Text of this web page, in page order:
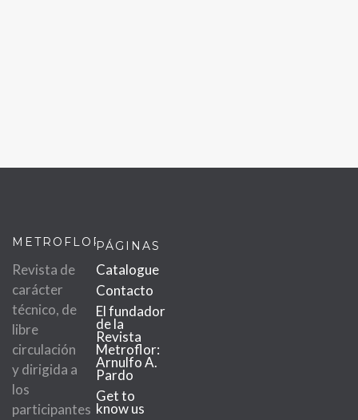
METROFLOR
Revista de
carácter
técnico, de
libre
circulación
y dirigida a
los
participantes
PÁGINAS
Catalogue
Contacto
El fundador
de la
Revista
Metroflor:
Arnulfo A.
Pardo
Get to
know us